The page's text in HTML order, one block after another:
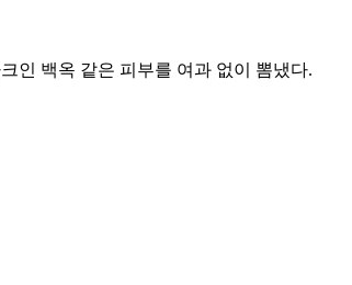
인 백옥 같은 피부를 여과 없이 뽐냈다.